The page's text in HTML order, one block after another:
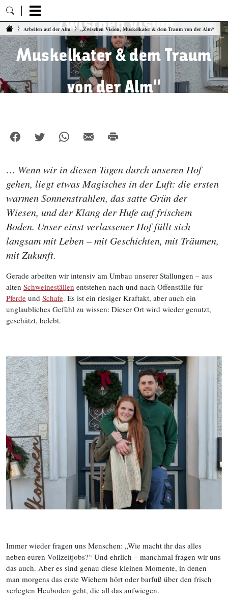
Zum Inhalt springen
Arbeiten auf der Alm „Zwischen Vision, Muskelkater & dem Traum von der Alm“
„Zwischen Vision,
Muskelkater & dem Traum
von der Alm“
… Wenn wir in diesen Tagen durch unseren Hof
gehen, liegt etwas Magisches in der Luft: die ersten
warmen Sonnenstrahlen, das satte Grün der
Wiesen, und der Klang der Hufe auf frischem
Boden. Unser einst verlassener Hof füllt sich
langsam mit Leben – mit Geschichten, mit Träumen,
mit Zukunft.
Gerade arbeiten wir intensiv am Umbau unserer Stallungen – aus
alten Schweineställen entstehen nach und nach Offenställe für
Pferde und Schafe. Es ist ein riesiger Kraftakt, aber auch ein
unglaubliches Gefühl zu wissen: Dieser Ort wird wieder genutzt,
geschätzt, belebt.
Immer wieder fragen uns Menschen: „Wie macht ihr das alles
neben euren Vollzeitjobs?“ Und ehrlich – manchmal fragen wir uns
das auch. Aber es sind genau diese kleinen Momente, in denen
man morgens das erste Wiehern hört oder barfuß über den frisch
verlegten Heuboden geht, die all das aufwiegen.